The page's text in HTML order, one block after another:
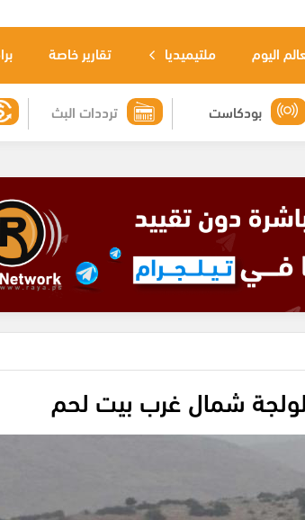
اليوم ملتيميديا تقارير خاصة
ترددات البث بودكاست
شمال غرب بيت لحم